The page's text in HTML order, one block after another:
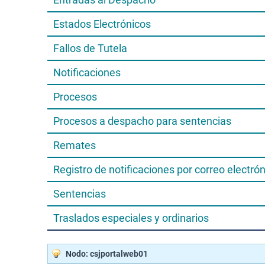
Estados Electrónicos
Fallos de Tutela
Notificaciones
Procesos
Procesos a despacho para sentencias
Remates
Registro de notificaciones por correo
Sentencias
Traslados especiales y ordinarios
Nodo: csjportalweb01